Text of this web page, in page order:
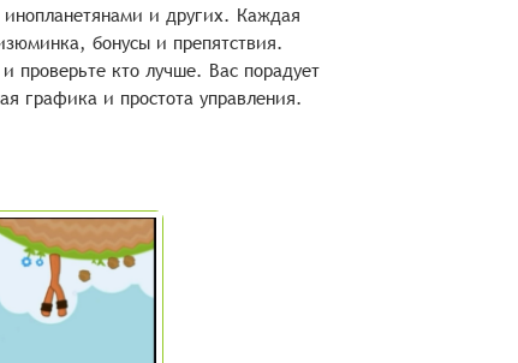
и других. Каждая
бонусы и препятствия.
проверьте кто лучше. Вас порадует
графика и простота управления.